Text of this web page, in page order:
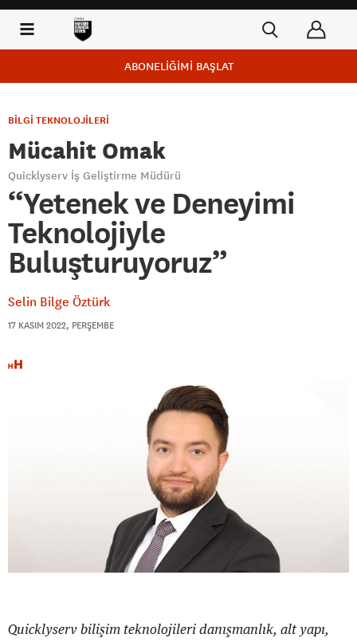
ABONELİĞİMİ BAŞLAT
BİLGİ TEKNOLOJİLERİ
Mücahit Omak
Quicklyserv İş Geliştirme Müdürü
“Yetenek ve Deneyimi
Teknolojiyle
Buluşturuyoruz”
Selin Bilge Öztürk
17 KASIM 2022, PERŞEMBE
Quicklyserv bilişim teknolojileri danışmanlık, alt yapı,